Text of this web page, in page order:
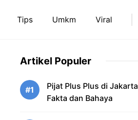
Tips Umkm Viral
Artikel Populer
#1
Pijat Plus Plus di Jakarta
Fakta dan Bahaya